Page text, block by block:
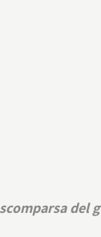
del